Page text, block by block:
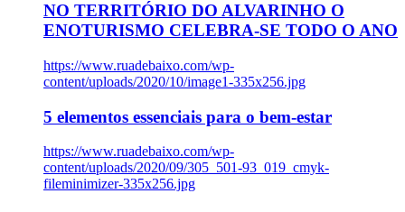
NO TERRITÓRIO DO ALVARINHO O
ENOTURISMO CELEBRA-SE TODO O ANO
https://www.ruadebaixo.com/wp-
content/uploads/2020/10/image1-335x256.jpg
5 elementos essenciais para o bem-estar
https://www.ruadebaixo.com/wp-
content/uploads/2020/09/305_501-93_019_cmyk-
fileminimizer-335x256.jpg